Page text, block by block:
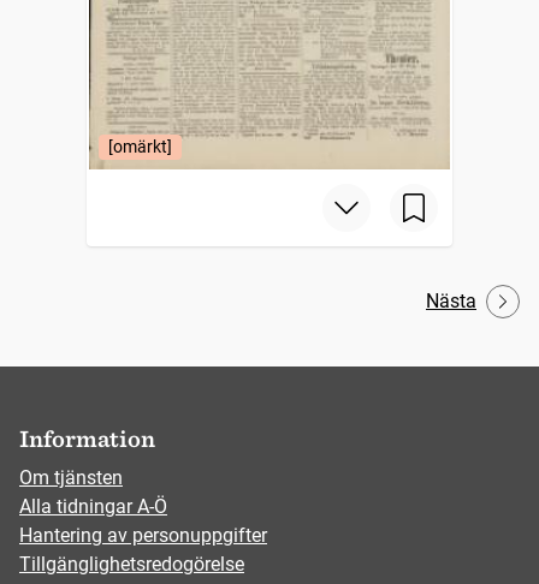
[omärkt]
Nästa
Information
Om tjänsten
Alla tidningar A-Ö
Hantering av personuppgifter
Tillgänglighetsredogörelse